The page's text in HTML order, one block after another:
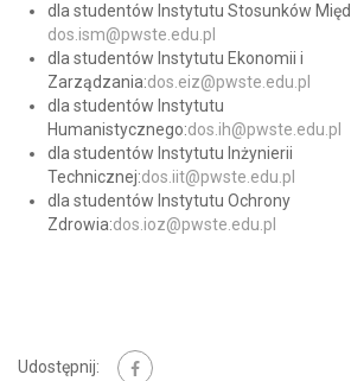
dla studentów Instytutu Stosunków
dos.ism@pwste.edu.pl
dla studentów Instytutu Ekonomii i
Zarządzania:dos.eiz@pwste.edu.pl
dla studentów Instytutu
Humanistycznego:dos.ih@pwste.edu.pl
dla studentów Instytutu Inżynierii
Technicznej:dos.iit@pwste.edu.pl
dla studentów Instytutu Ochrony
Zdrowia:dos.ioz@pwste.edu.pl
Udostępnij: